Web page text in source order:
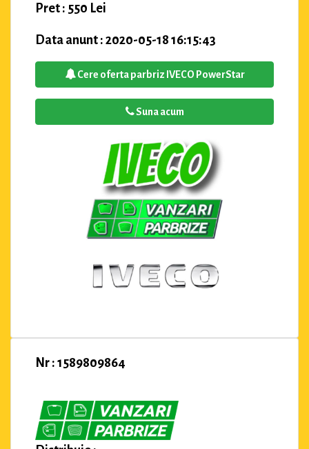
Pret : 550 Lei
Data anunt : 2020-05-18 16:15:43
Cere oferta parbriz IVECO PowerStar
Suna acum
Nr : 1589809864